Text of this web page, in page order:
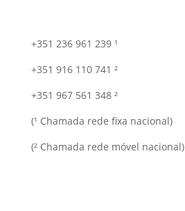
+351 236 961 239 ¹
+351 916 110 741 ²
+351 967 561 348 ²
(¹ Chamada rede fixa nacional)
(² Chamada rede móvel nacional)